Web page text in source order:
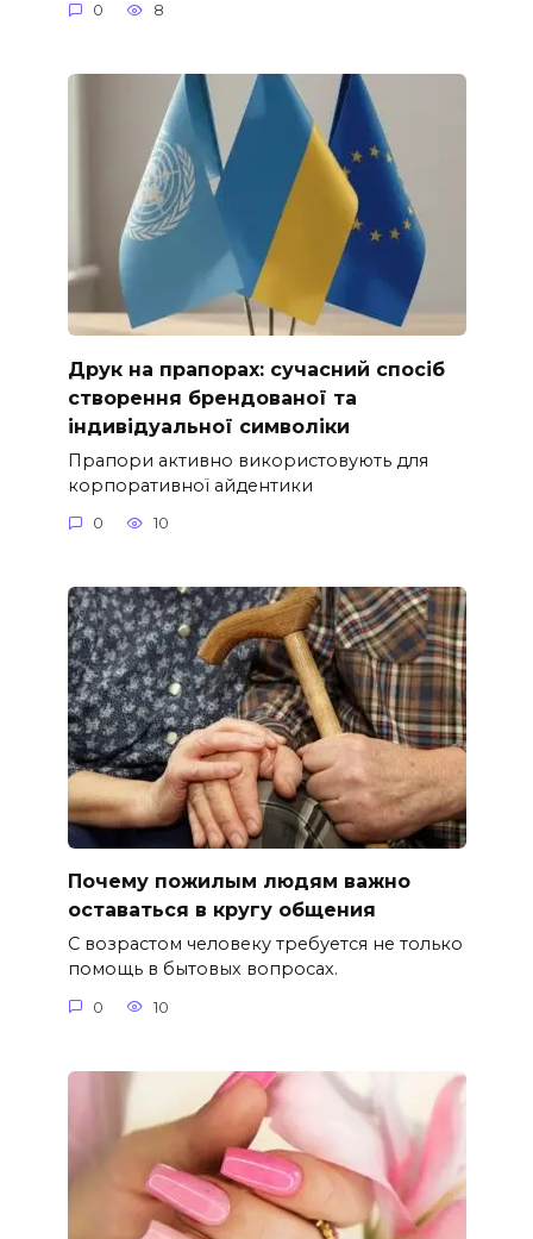
0 8
Друк на прапорах: сучасний спосіб
створення брендованої та
індивідуальної символіки
Прапори активно використовують для
корпоративної айдентики
0 10
Почему пожилым людям важно
оставаться в кругу общения
С возрастом человеку требуется не только
помощь в бытовых вопросах.
0 10